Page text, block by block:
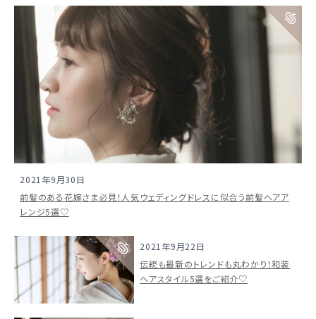
2021年9月30日
前髪のある花嫁さま必見！人気ウェディングドレスに似合う前髪ヘアア
レンジ5選♡
2021年9月22日
伝統も最新のトレンドも丸わかり！和装
ヘアスタイル5選をご紹介♡